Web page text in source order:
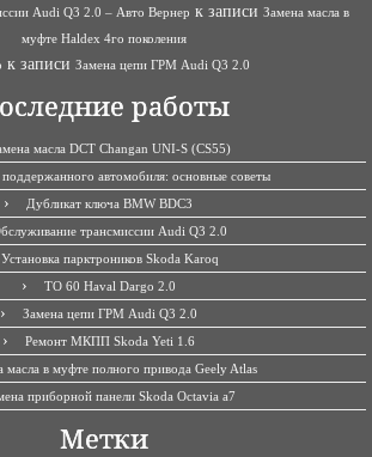
Audi Q3 2.0 – Авто Вернер к записи Замена масла в
муфте Haldex 4го поколения
к записи Замена цепи ГРМ Audi Q3 2.0
работы
масла DCT Changan UNI-S (CS55)
автомобиля: основные советы
Дубликат ключа BMW BDC3
трансмиссии Audi Q3 2.0
Установка парктроников Skoda Karoq
ТО 60 Haval Dargo 2.0
Замена цепи ГРМ Audi Q3 2.0
Ремонт МКПП Skoda Yeti 1.6
масла в муфте полного привода Geely Atlas
приборной панели Skoda Octavia a7
Метки